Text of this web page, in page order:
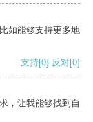
如能够支持更多地
支持[0] 反对[0]
，让我能够找到自